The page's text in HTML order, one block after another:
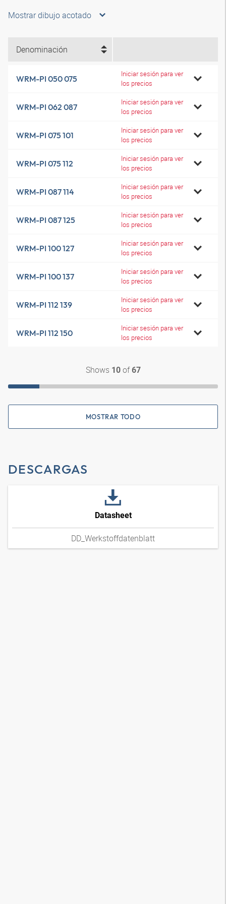
Mostrar dibujo acotado
Denominación
WRM-PI 050 075
Iniciar sesión para ver
los precios
WRM-PI 062 087
Iniciar sesión para ver
los precios
WRM-PI 075 101
Iniciar sesión para ver
los precios
WRM-PI 075 112
Iniciar sesión para ver
los precios
WRM-PI 087 114
Iniciar sesión para ver
los precios
WRM-PI 087 125
Iniciar sesión para ver
los precios
WRM-PI 100 127
Iniciar sesión para ver
los precios
WRM-PI 100 137
Iniciar sesión para ver
los precios
WRM-PI 112 139
Iniciar sesión para ver
los precios
WRM-PI 112 150
Iniciar sesión para ver
los precios
Shows 10of67
MOSTRAR TODO
DESCARGAS
Datasheet
DD_Werkstoffdatenblatt